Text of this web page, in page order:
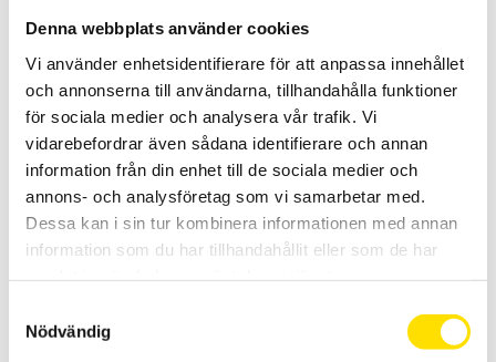
Denna webbplats använder cookies
Vi använder enhetsidentifierare för att anpassa innehållet
och annonserna till användarna, tillhandahålla funktioner
för sociala medier och analysera vår trafik. Vi
vidarebefordrar även sådana identifierare och annan
information från din enhet till de sociala medier och
annons- och analysföretag som vi samarbetar med.
Dessa kan i sin tur kombinera informationen med annan
information som du har tillhandahållit eller som de har
Nödvändig
KERN MBC Babyvåg
Babyvåg MBC från KERN har en ergonomisk vågskål och tillämpar
sig för vägning av nyfödda barn. Vågens maxkapacitet är 20 kg.
4,400.00KR–4,880.00KRPRISINTERVALL:
4,400.00 KR
TILL
4,880.00 KR
LÄS MER